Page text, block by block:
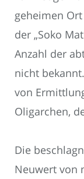
geheimen
der „Soko
Anzahl der
nicht
von
Oligarchen,
Die
Neuwert von